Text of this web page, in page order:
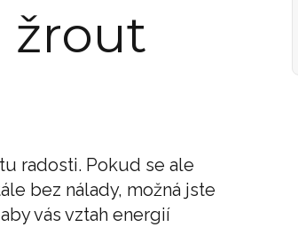
žrout
radosti. Pokud se ale
bez nálady, možná jste
vás vztah energií